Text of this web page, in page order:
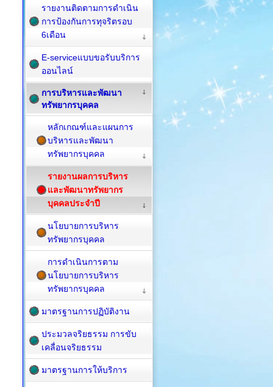
รายงานติดตามการดำเนิน
การป้องกันการทุจริตรอบ
6เดือน
E-serviceแบบขอรับบริการ
ออนไลน์
การบริหารและพัฒนา
ทรัพยากรบุคคล
หลักเกณฑ์และแผนการ
บริหารและพัฒนา
ทรัพยากรบุคคล
รายงานผลการบริหาร
และพัฒนาทรัพยากร
บุคคลประจำปี
นโยบายการบริหาร
ทรัพยากรบุคคล
การดำเนินการตาม
นโยบายการบริหาร
ทรัพยากรบุคคล
มาตรฐานการปฏิบัติงาน
ประมวลจริยธรรม การขับ
เคลื่อนจริยธรรม
มาตรฐานการให้บริการ